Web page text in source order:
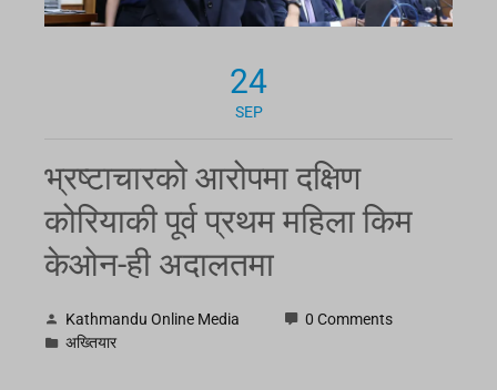
24
SEP
भ्रष्टाचारको आरोपमा दक्षिण
कोरियाकी पूर्व प्रथम महिला किम
केओन-ही अदालतमा
Kathmandu Online Media
0 Comments
अख्तियार